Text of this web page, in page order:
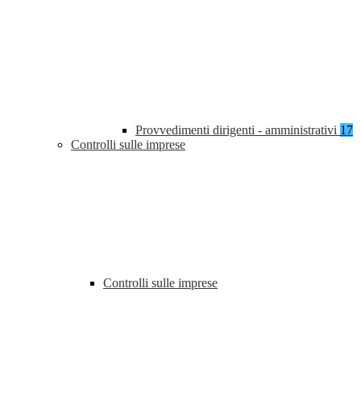
Provvedimenti dirigenti - amministrativi 17
Controlli sulle imprese
Controlli sulle imprese